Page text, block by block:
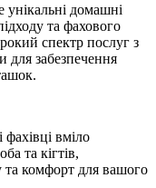
домашні
та фахового
спектр послуг з
для забезпечення
вміло
та кігтів,
та комфорт для вашого